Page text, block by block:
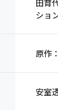
田育
ショ
原作
安室